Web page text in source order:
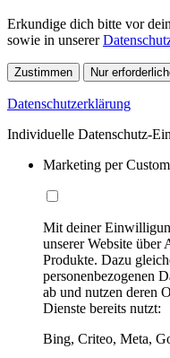
Erkundige dich bitte vor
sowie in unserer
Zustimmen Nur
Datenschutzerklärung
Individuelle Datenschutz-
Marketing per
Mit deiner
unserer Website über
Produkte. Dazu
personenbezogenen
ab und nutzen deren
Dienste bereits nutzt:
Bing, Criteo, Meta,